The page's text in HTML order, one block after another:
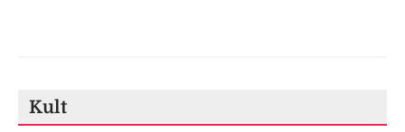
Kult